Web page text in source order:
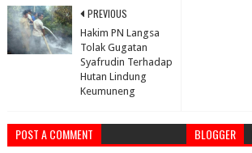
PREVIOUS
Hakim PN Langsa
Tolak Gugatan
Syafrudin Terhadap
Hutan Lindung
Keumuneng
POST A COMMENT BLOGGER